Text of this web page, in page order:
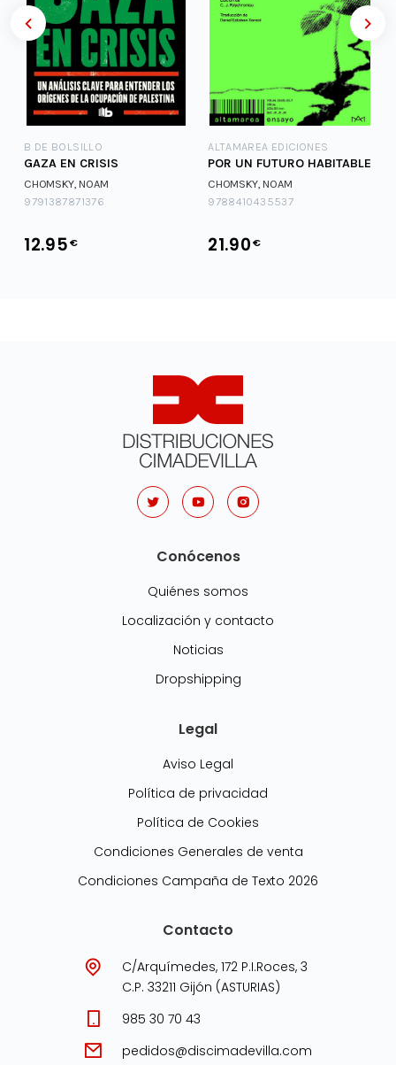
B DE BOLSILLO
GAZA EN CRISIS
CHOMSKY, NOAM
9791387871376
12.95€
ALTAMAREA EDICIONES
POR UN FUTURO HABITABLE
CHOMSKY, NOAM
9788410435537
21.90€
Conócenos
Quiénes somos
Localización y contacto
Noticias
Dropshipping
Legal
Aviso Legal
Política de privacidad
Política de Cookies
Condiciones Generales de venta
Condiciones Campaña de Texto 2026
Contacto
C/Arquímedes, 172 P.I.Roces, 3
C.P. 33211 Gijón (ASTURIAS)
985 30 70 43
pedidos@discimadevilla.com